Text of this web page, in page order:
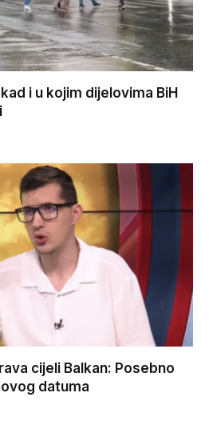
i u kojim dijelovima BiH
cijeli Balkan: Posebno
datuma